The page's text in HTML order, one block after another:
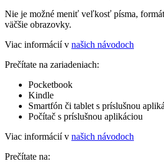
Nie je možné meniť veľkosť písma,
väčšie obrazovky.
Viac informácií v našich návodoch
Prečítate na zariadeniach:
Pocketbook
Kindle
Smartfón či tablet s príslušnou
Počítač s príslušnou aplikáciou
Viac informácií v našich návodoch
Prečítate na: